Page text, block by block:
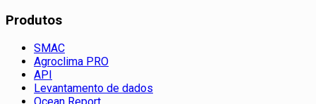
Produtos
SMAC
Agroclima PRO
API
Levantamento de dados
Ocean Report